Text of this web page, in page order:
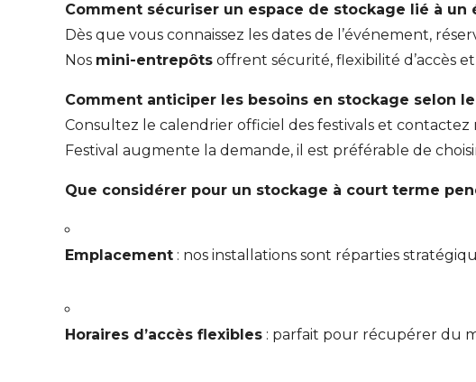
Comment sécuriser un espace de stockage lié à un
Dès que vous connaissez les dates de l’événement,
Nos mini-entrepôts offrent sécurité, flexibilité d’accès
Comment anticiper les besoins en stockage selon
Consultez le calendrier officiel des festivals et
Festival augmente la demande, il est préférable de
Que considérer pour un stockage à court terme
Emplacement : nos installations sont réparties
Horaires d’accès flexibles : parfait pour récupérer du